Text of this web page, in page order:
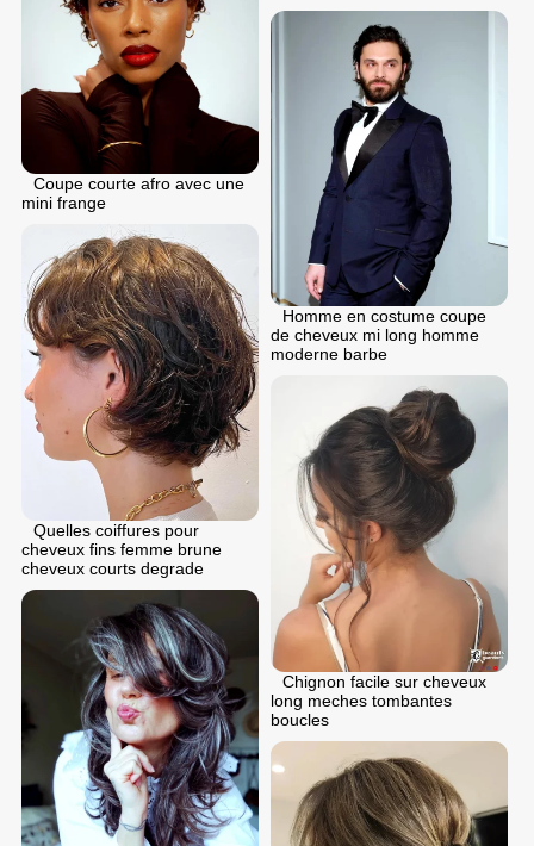
Coupe courte afro avec une
mini frange
Homme en costume coupe
de cheveux mi long homme
moderne barbe
Quelles coiffures pour
cheveux fins femme brune
cheveux courts degrade
Chignon facile sur cheveux
long meches tombantes
boucles